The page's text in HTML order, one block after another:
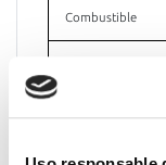
Combustible
Plazas